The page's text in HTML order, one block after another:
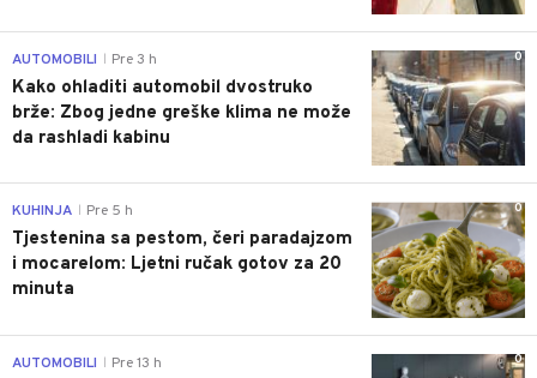
0
AUTOMOBILI Pre 3 h
Kako ohladiti automobil dvostruko
brže: Zbog jedne greške klima ne može
da rashladi kabinu
0
KUHINJA Pre 5 h
Tjestenina sa pestom, čeri paradajzom
i mocarelom: Ljetni ručak gotov za 20
minuta
0
AUTOMOBILI Pre 13 h